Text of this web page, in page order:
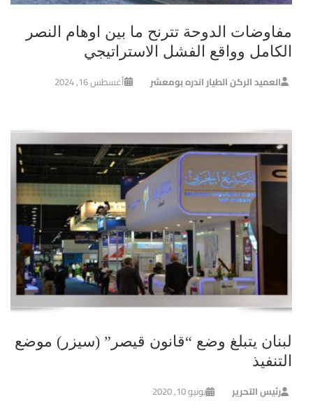
مفاوضات الدوحة تترنح ما بين اوهام النصر
الكامل وواقع الفشل الاستراتيجي
العميد الركن الطيار اندره بومعشر أغسطس 16, 2024
لبنان يتبلغ وضع “قانون قيصر” (سيزر) موضع
التنفيذ
رئيس التحرير يونيو 10, 2020